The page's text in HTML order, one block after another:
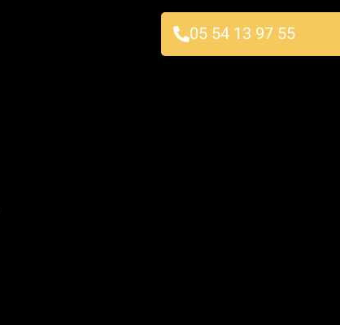
05 54 13 97 55